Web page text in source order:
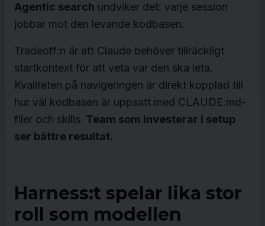
Agentic search undviker det: varje session
jobbar mot den levande kodbasen.
Tradeoff:n är att Claude behöver tillräckligt
startkontext för att veta var den ska leta.
Kvaliteten på navigeringen är direkt kopplad till
hur väl kodbasen är uppsatt med CLAUDE.md-
filer och skills. Team som investerar i setup
ser bättre resultat.
Harness:t spelar lika stor
roll som modellen